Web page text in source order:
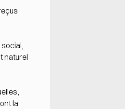
naturel
la